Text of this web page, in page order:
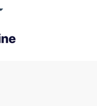
undermenyer för